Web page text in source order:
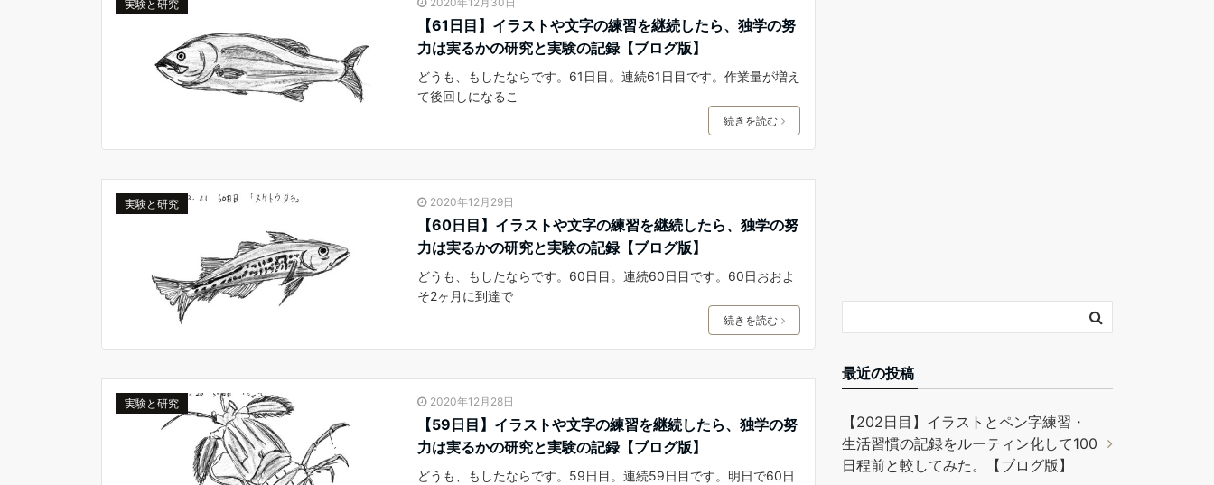
実験と研究
【61日目】イラストや文字の練習を継続したら、独学の努
力は実るかの研究と実験の記録【ブログ版】
どうも、もしたならです。61日目。連続61日目です。作業量が増え
て後回しになるこ
続きを読む
実験と研究 2020年12月29日
【60日目】イラストや文字の練習を継続したら、独学の努
力は実るかの研究と実験の記録【ブログ版】
どうも、もしたならです。60日目。連続60日目です。60日おおよ
そ2ヶ月に到達で
続きを読む
実験と研究 2020年12月28日
【59日目】イラストや文字の練習を継続したら、独学の努
力は実るかの研究と実験の記録【ブログ版】
どうも、もしたならです。59日目。連続59日目です。明日で60日
最近の投稿
【202日目】イラストとペン字練習・
生活習慣の記録をルーティン化して100
日程前と較してみた。【ブログ版】